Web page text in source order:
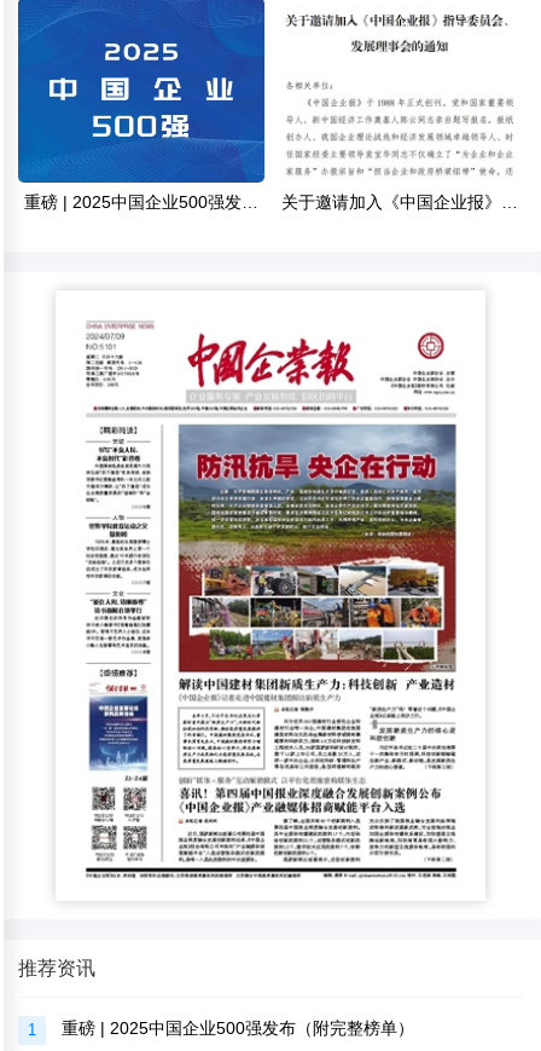
重磅 | 2025中国企业500强发布
关于邀请加入《中国企业报》指
推荐资讯
1 重磅 | 2025中国企业500强发布（附完整榜单）